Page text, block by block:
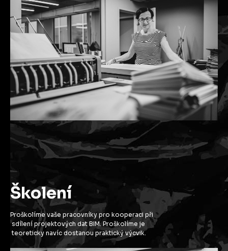
Školení
Proškolíme vaše pracovníky pro kooperaci při
sdílení projektových dat BIM. Proškolíme je
teoreticky navíc dostanou praktický výcvik.